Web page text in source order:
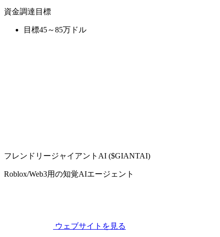
資金調達目標
目標45～85万ドル
フレンドリージャイアントAI ($GIANTAI)
Roblox/Web3用の知覚AIエージェント
ウェブサイトを見る